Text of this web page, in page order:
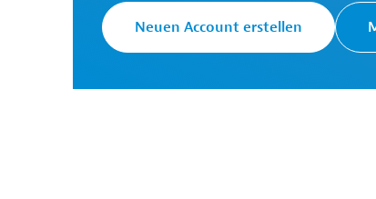
Neuen Account erstellen